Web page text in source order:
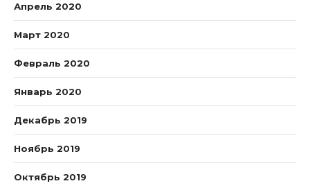
Апрель 2020
Март 2020
Февраль 2020
Январь 2020
Декабрь 2019
Ноябрь 2019
Октябрь 2019